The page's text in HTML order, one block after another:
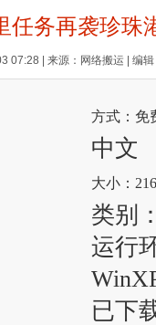
任务再袭珍珠
07:28 | 来源：网络搬运 | 编
方式：免
中文
大小：
类别
运行
已下